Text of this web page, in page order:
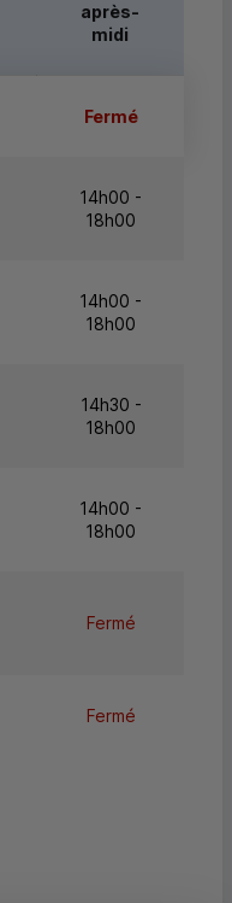
après-
midi
Fermé
14h00 -
18h00
14h00 -
18h00
14h30 -
18h00
14h00 -
18h00
Fermé
Fermé